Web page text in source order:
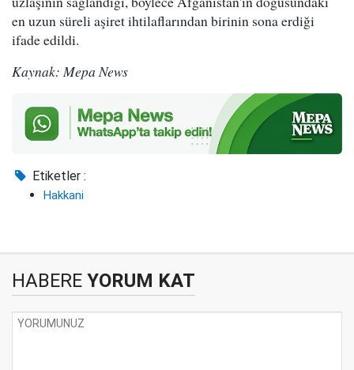
en uzun süreli aşiret ihtilaflarından birinin sona erdiği
ifade edildi.
Kaynak: Mepa News
Etiketler :
Hakkani
HABERE YORUM KAT